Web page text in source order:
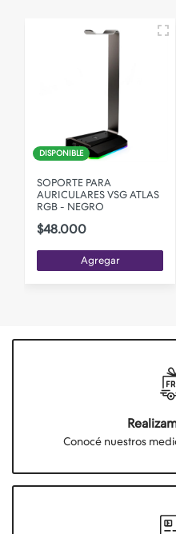
DISPONIBLE
SOPORTE PARA
AURICULARES VSG ATLAS
RGB - NEGRO
$48.000
Agregar
Conocé nuestros